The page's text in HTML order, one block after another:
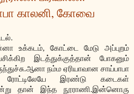
காலனி, கோவை
உக்கடம், கோட்டை மேடு அப்புறம்
இடத்துக்குத்தான் போகனும்
நம்ம ஏரியாவான சாய்பாபா
ரோட்டிலேயே இரண்டு கடைகள்
தான் இந்த நூராணி.இன்னொரு